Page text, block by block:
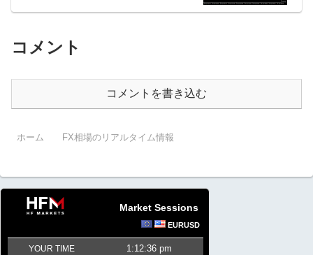
コメント
コメントを書き込む
ホーム FX相場のリアルタイム情報
Market Sessions